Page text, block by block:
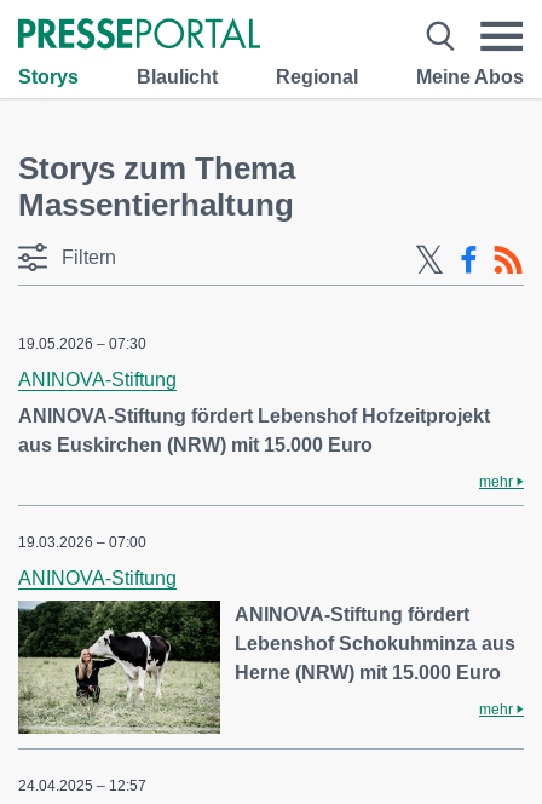
Storys Blaulicht Regional Meine Abos
Storys zum Thema
Massentierhaltung
Filtern
19.05.2026 – 07:30
ANINOVA-Stiftung
ANINOVA-Stiftung fördert Lebenshof Hofzeitprojekt
aus Euskirchen (NRW) mit 15.000 Euro
mehr
19.03.2026 – 07:00
ANINOVA-Stiftung
ANINOVA-Stiftung fördert
Lebenshof Schokuhminza aus
Herne (NRW) mit 15.000 Euro
mehr
24.04.2025 – 12:57